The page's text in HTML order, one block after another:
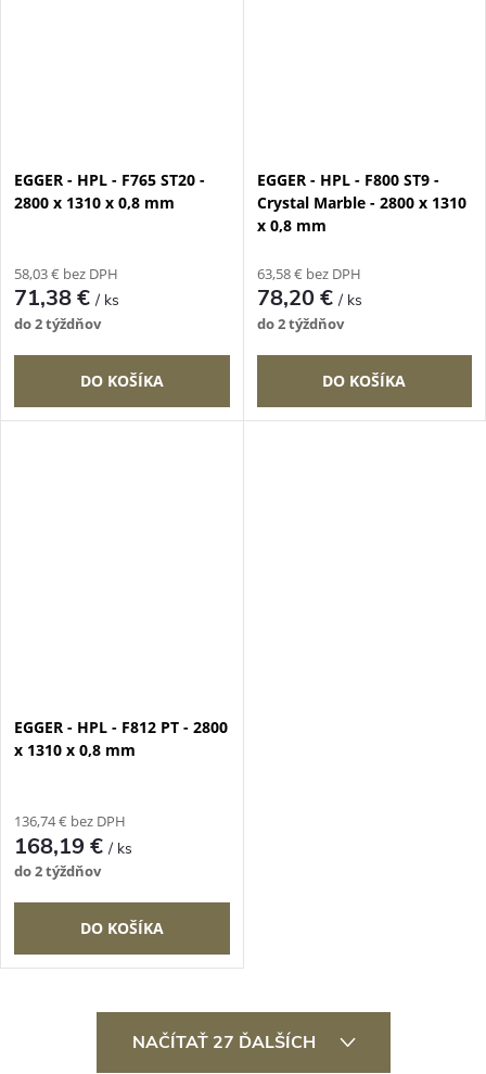
EGGER - HPL - F765 ST20 -
2800 x 1310 x 0,8 mm
58,03 € bez DPH
71,38 €/ ks
do 2 týždňov
DO KOŠÍKA
EGGER - HPL - F800 ST9 -
Crystal Marble - 2800 x 1310
x 0,8 mm
63,58 € bez DPH
78,20 €/ ks
do 2 týždňov
DO KOŠÍKA
EGGER - HPL - F812 PT - 2800
x 1310 x 0,8 mm
136,74 € bez DPH
168,19 €/ ks
do 2 týždňov
DO KOŠÍKA
NAČÍTAŤ 27 ĎALŠÍCH